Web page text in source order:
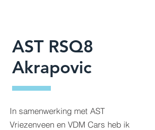
AST RSQ8
Akrapovic
In samenwerking met AST
Vriezenveen en VDM Cars heb ik